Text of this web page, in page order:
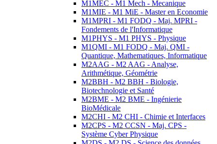
M1MEC - M1 Mech - Mecanique
M1MIE - M1 MiE - Master en Economie
M1MPRI - M1 FODQ - Maj. MPRI -
Fondements de l'Informatique
M1PHYS - M1 PHYS - Physique
M1QMI - M1 FODQ - Maj. QMI -
Quantique, Mathematiques, Informatique
M2AAG - M2 AAG - Analyse,
Arithmétique, Géométrie
M2BBH - M2 BBH - Biologie,
Biotechnologie et Santé
M2BME - M2 BME - Ingénierie
BioMédicale
M2CHI - M2 CHI - Chimie et Interfaces
M2CPS - M2 CCSN - Maj. CPS -
Système Cyber Physique